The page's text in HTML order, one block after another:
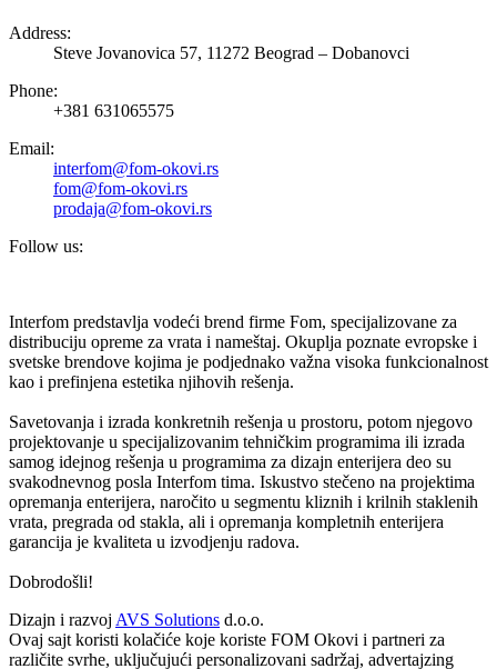
Address:
Steve Jovanovica 57, 11272 Beograd – Dobanovci
Phone:
+381 631065575
Email:
interfom@fom-okovi.rs
fom@fom-okovi.rs
prodaja@fom-okovi.rs
Follow us:
Interfom predstavlja vodeći brend firme Fom, specijalizovane za
distribuciju opreme za vrata i nameštaj. Okuplja poznate evropske i
svetske brendove kojima je podjednako važna visoka funkcionalnost
kao i prefinjena estetika njihovih rešenja.
Savetovanja i izrada konkretnih rešenja u prostoru, potom njegovo
projektovanje u specijalizovanim tehničkim programima ili izrada
samog idejnog rešenja u programima za dizajn enterijera deo su
svakodnevnog posla Interfom tima. Iskustvo stečeno na projektima
opremanja enterijera, naročito u segmentu kliznih i krilnih staklenih
vrata, pregrada od stakla, ali i opremanja kompletnih enterijera
garancija je kvaliteta u izvodjenju radova.
Dobrodošli!
Dizajn i razvoj AVS Solutions d.o.o.
Ovaj sajt koristi kolačiće koje koriste FOM Okovi i partneri za
različite svrhe, uključujući personalizovani sadržaj, advertajzing